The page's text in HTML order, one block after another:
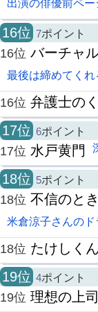
出演の俳優前ペ
16位 7ポイント
16位 バーチャ
最後は締めてく
16位 弁護士の
17位 6ポイント
17位 水戸黄門
18位 5ポイント
18位 不信のと
米倉涼子さんのド
18位 たけしく
19位 4ポイント
19位 理想の上司